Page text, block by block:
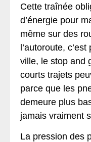
Cette traînée
d’énergie pour
même sur des
l’autoroute,
ville, le stop and
courts trajets
parce que les
demeure plus
jamais vraiment
La pression des